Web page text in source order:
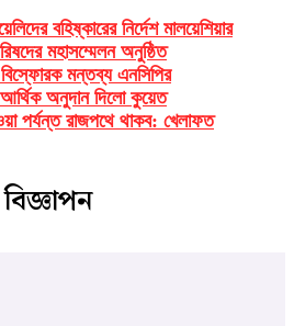
বহিষ্কারের নির্দেশ মালয়েশিয়ার
মহাসম্মেলন অনুষ্ঠিত
বিস্ফোরক মন্তব্য এনসিপির
অনুদান দিলো কুয়েত
পর্যন্ত রাজপথে থাকব: খেলাফত
বিজ্ঞাপন